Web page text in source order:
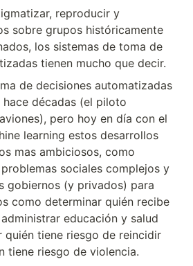
reproducir y
sobre grupos históricamente
los sistemas de toma de
tienen mucho que decir.
de decisiones automatizadas
décadas (el piloto
pero hoy en día con el
learning estos desarrollos
mas ambiciosos, como
sociales complejos y
gobiernos (y privados) para
como determinar quién recibe
educación y salud
quién tiene riesgo de reincidir
tiene riesgo de violencia.